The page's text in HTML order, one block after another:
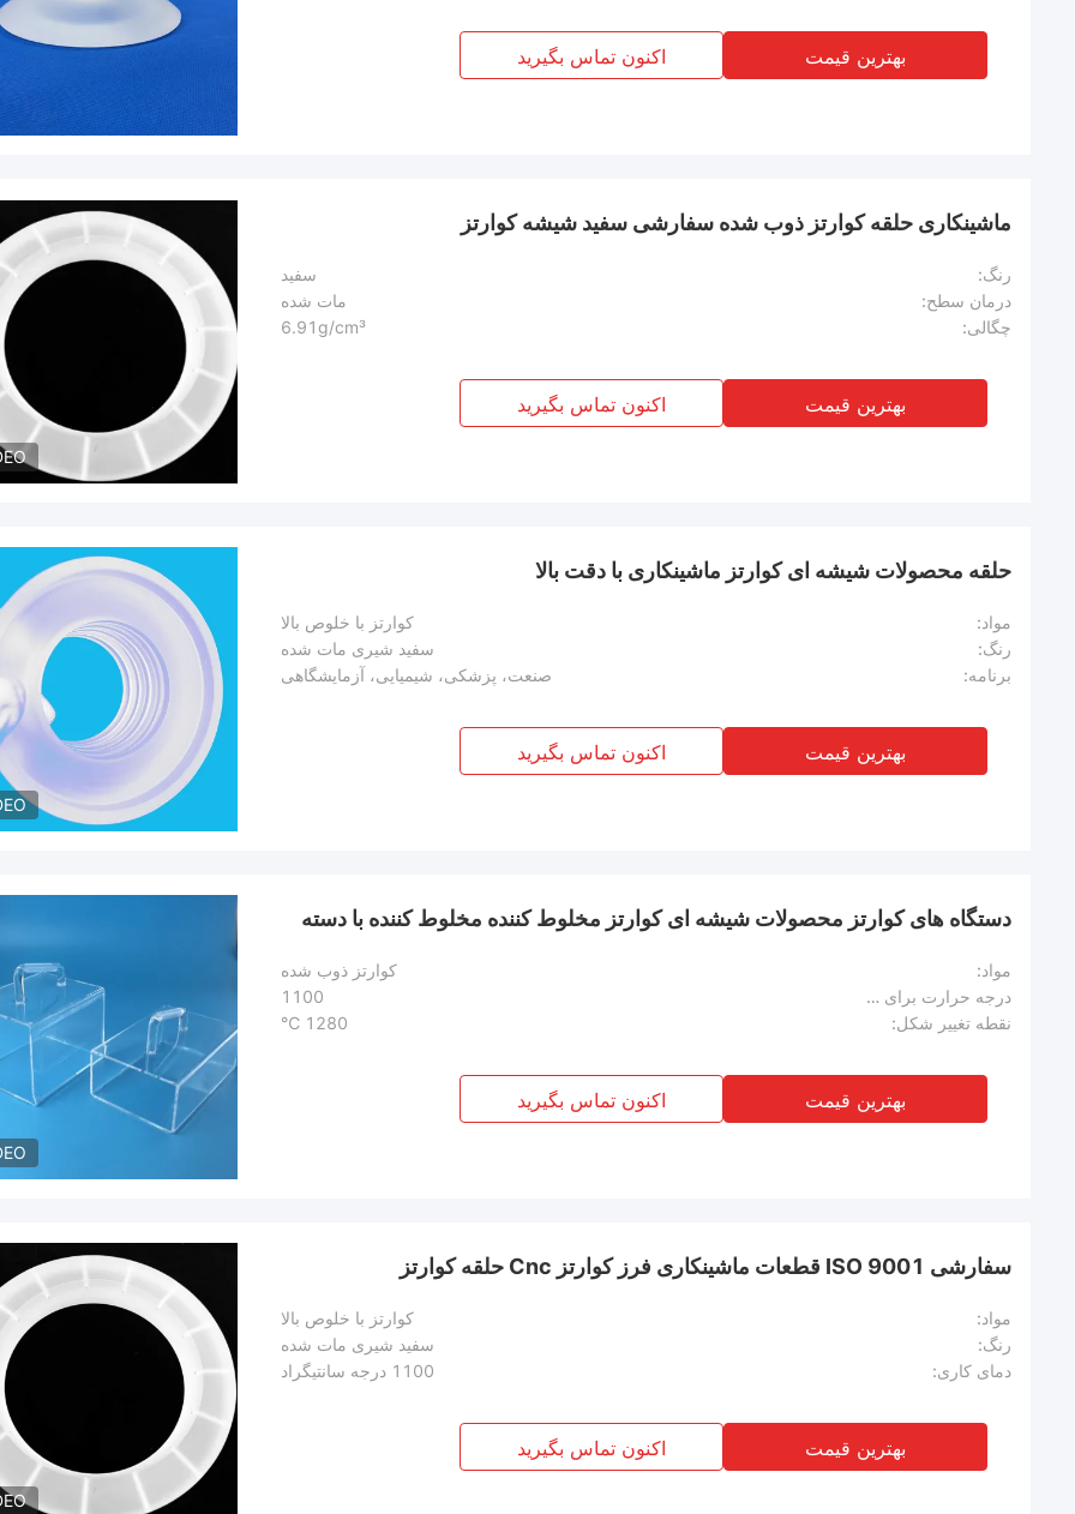
بهترین قیمت اکنون تماس بگیرید
ماشینکاری حلقه کوارتز ذوب شده سفارشی سفید شیشه کوارتز
رنگ:
سفید
درمان سطح:
مات شده
چگالی:
6.91g/cm³
بهترین قیمت اکنون تماس بگیرید
حلقه محصولات شیشه ای کوارتز ماشینکاری با دقت بالا
مواد:
کوارتز با خلوص بالا
رنگ:
سفید شیری مات شده
برنامه:
صنعت، پزشکی، شیمیایی، آزمایشگاهی
بهترین قیمت اکنون تماس بگیرید
دستگاه های کوارتز محصولات شیشه ای کوارتز مخلوط کننده مخلوط کننده با دسته
مواد:
کوارتز ذوب شده
درجه حرارت برای مدت طولانی:
1100
نقطه تغییر شکل:
1280 ℃
بهترین قیمت اکنون تماس بگیرید
سفارشی ISO 9001 قطعات ماشینکاری فرز کوارتز Cnc حلقه کوارتز
مواد:
کوارتز با خلوص بالا
رنگ:
سفید شیری مات شده
دمای کاری:
1100 درجه سانتیگراد
بهترین قیمت اکنون تماس بگیرید